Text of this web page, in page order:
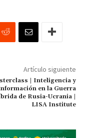
Artículo siguiente
| Inteligencia y
en la Guerra
de Rusia-Ucrania |
LISA Institute